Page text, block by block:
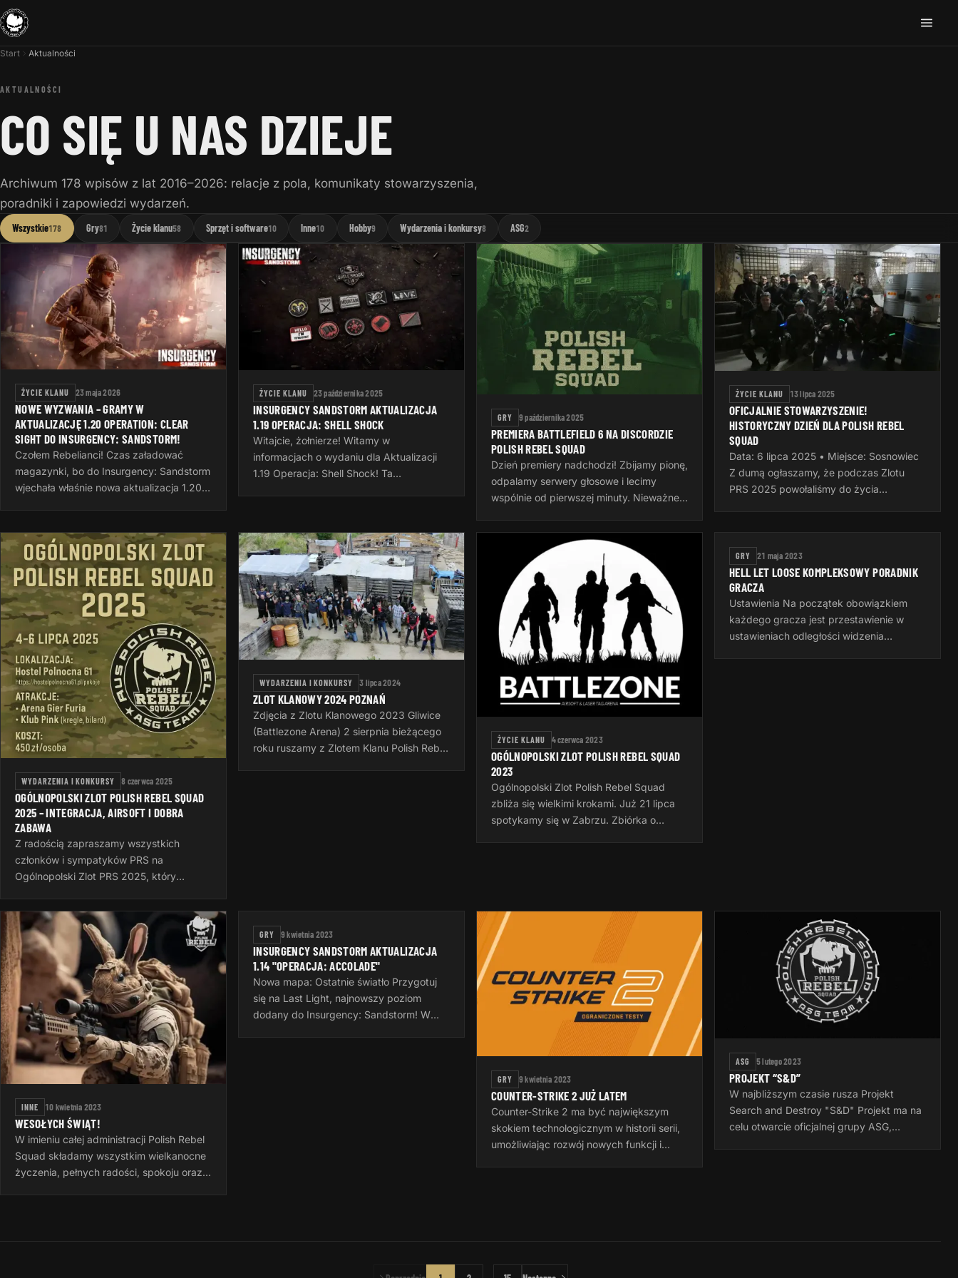
Start Aktualności
AKTUALNOŚCI
CO SIĘ U NAS DZIEJE
Archiwum 178 wpisów z lat 2016–2026: relacje z pola, komunikaty stowarzyszenia,
poradniki i zapowiedzi wydarzeń.
Wszystkie178 Gry81 Życie klanu58 Sprzęt i software10 Inne10 Hobby9 Wydarzenia i konkursy8 ASG2
ŻYCIE KLANU 23 maja 2026
NOWE WYZWANIA – GRAMY W
AKTUALIZACJĘ 1.20 OPERATION: CLEAR
SIGHT DO INSURGENCY: SANDSTORM!
Czołem Rebelianci! Czas załadować
magazynki, bo do Insurgency: Sandstorm
wjechała właśnie nowa aktualizacja 1.20 o
dniu…
ŻYCIE KLANU 23 października 2025
INSURGENCY SANDSTORM AKTUALIZACJA
1.19 OPERACJA: SHELL SHOCK
Witajcie, żołnierze! Witamy w
informacjach o wydaniu dla Aktualizacji
1.19 Operacja: Shell Shock! Ta
GRY 9 października 2025
PREMIERA BATTLEFIELD 6 NA DISCORDZIE
POLISH REBEL SQUAD
Dzień premiery nadchodzi! Zbijamy pionę,
odpalamy serwery głosowe i lecimy
wspólnie od pierwszej minuty. Nieważne,
dopiero wchodzisz do gry — ważne…
ŻYCIE KLANU 13 lipca 2025
OFICJALNIE STOWARZYSZENIE!
HISTORYCZNY DZIEŃ DLA POLISH REBEL
SQUAD
Data: 6 lipca 2025 • Miejsce: Sosnowiec
Z dumą ogłaszamy, że podczas Zlotu
PRS 2025 powołaliśmy do życia
WYDARZENIA I KONKURSY 8 czerwca 2025
OGÓLNOPOLSKI ZLOT POLISH REBEL SQUAD
2025 – INTEGRACJA, AIRSOFT I DOBRA
ZABAWA
Z radością zapraszamy wszystkich
członków i sympatyków PRS na
Ogólnopolski Zlot PRS 2025, który
Śląsku – odwiedzimy Sosnowiec, Rudę
Śląską i Dąbrowę…
WYDARZENIA I KONKURSY 3 lipca 2024
ZLOT KLANOWY 2024 POZNAŃ
Zdjęcia z Zlotu Klanowego 2023 Gliwice
(Battlezone Arena) 2 sierpnia bieżącego
roku ruszamy z Zlotem Klanu Polish Rebel
ŻYCIE KLANU 4 czerwca 2023
OGÓLNOPOLSKI ZLOT POLISH REBEL SQUAD
2023
Ogólnopolski Zlot Polish Rebel Squad
zbliża się wielkimi krokami. Już 21 lipca
spotykamy się w Zabrzu. Zbiórka o
GRY 21 maja 2023
HELL LET LOOSE KOMPLEKSOWY PORADNIK
GRACZA
Ustawienia Na początek obowiązkiem
każdego gracza jest przestawienie w
ustawieniach odległości widzenia
INNE 10 kwietnia 2023
WESOŁYCH ŚWIĄT!
W imieniu całej administracji Polish Rebel
Squad składamy wszystkim wielkanocne
życzenia, pełnych radości, spokoju oraz
GRY 9 kwietnia 2023
INSURGENCY SANDSTORM AKTUALIZACJA
1.14 "OPERACJA: ACCOLADE"
Nowa mapa: Ostatnie światło Przygotuj
się na Last Light, najnowszy poziom
dodany do Insurgency: Sandstorm! W
GRY 9 kwietnia 2023
COUNTER-STRIKE 2 JUŻ LATEM
Counter-Strike 2 ma być największym
skokiem technologicznym w historii serii,
umożliwiając rozwój nowych funkcji i
ASG 5 lutego 2023
PROJEKT “S&D”
W najbliższym czasie rusza Projekt
Search and Destroy "S&D" Projekt ma na
celu otwarcie oficjalnej grupy ASG,